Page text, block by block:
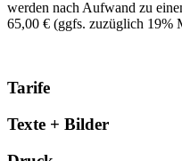
werden nach Aufwand zu
65,00 € (ggfs. zuzüglich 19%
Tarife
Texte + Bilder